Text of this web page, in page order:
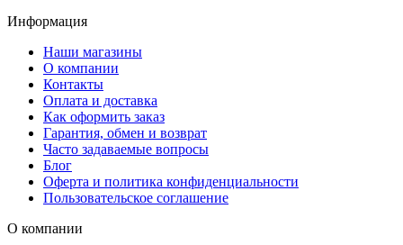
Информация
Наши магазины
О компании
Контакты
Оплата и доставка
Как оформить заказ
Гарантия, обмен и возврат
Часто задаваемые вопросы
Блог
Оферта и политика конфиденциальности
Пользовательское соглашение
О компании